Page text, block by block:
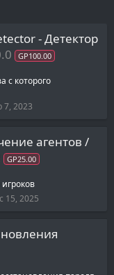
- Детектор
GP100.00
с которого
7, 2023
агентов /
GP25.00
15, 2025